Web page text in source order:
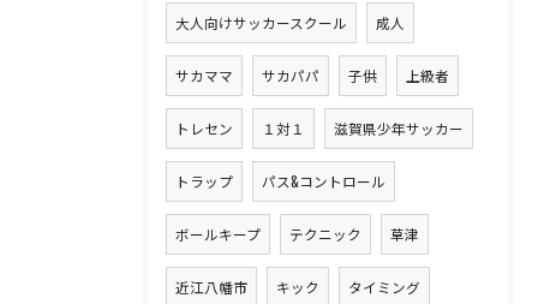
大人向けサッカースクール 成人
サカママ サカパパ 子供 上級者
トレセン １対１ 滋賀県少年サッカー
トラップ パス&コントロール
ボールキープ テクニック 草津
近江八幡市 キック タイミング